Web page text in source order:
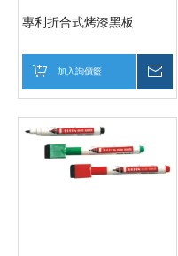
專利折合式烤漆黑板
加入詢價籃